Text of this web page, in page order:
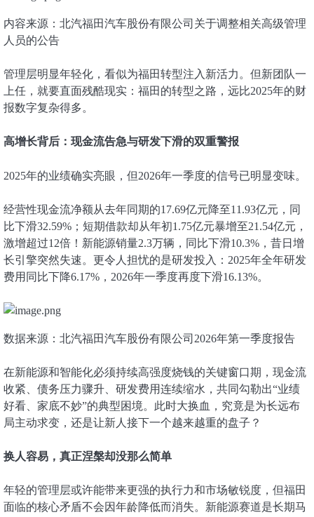
内容来源：北汽福田汽车股份有限公司关于调整相关高级管理
人员的公告
管理层明显年轻化，看似为福田转型注入新活力。但新团队一
上任，就要直面残酷现实：福田的转型之路，远比2025年的财
报数字复杂得多。
高增长背后：现金流告急与研发下滑的双重警报
2025年的业绩确实亮眼，但2026年一季度的信号已明显变味。
经营性现金流净额从去年同期的17.69亿元降至11.93亿元，同
比下滑32.59%；短期借款却从年初1.75亿元暴增至21.54亿元，
激增超过12倍！新能源销量2.3万辆，同比下滑10.3%，昔日增
长引擎突然失速。更令人担忧的是研发投入：2025年全年研发
费用同比下降6.17%，2026年一季度再度下滑16.13%。
数据来源：北汽福田汽车股份有限公司2026年第一季度报告
在新能源和智能化必须持续高强度烧钱的关键窗口期，现金流
收紧、债务压力骤升、研发费用连续缩水，共同勾勒出“业绩
好看、家底不妙”的典型困境。此时大换血，究竟是为长远布
局主动求变，还是让新人接下一个越来越重的盘子？
换人容易，真正涅槃却没那么简单
年轻的管理层或许能带来更强的执行力和市场敏锐度，但福田
面临的核心矛盾不会因年龄降低而消失。新能源赛道是长期马